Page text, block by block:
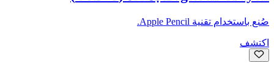
صُنع باستخدام تقنية Apple Pencil.
اكتشف